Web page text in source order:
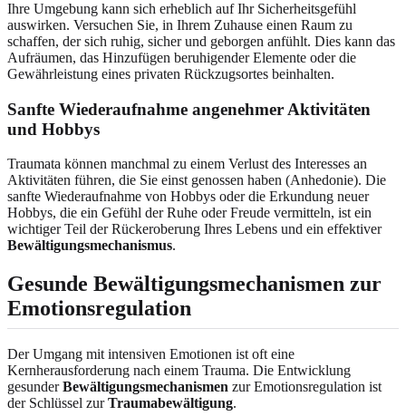
Ihre Umgebung kann sich erheblich auf Ihr Sicherheitsgefühl
auswirken. Versuchen Sie, in Ihrem Zuhause einen Raum zu
schaffen, der sich ruhig, sicher und geborgen anfühlt. Dies kann das
Aufräumen, das Hinzufügen beruhigender Elemente oder die
Gewährleistung eines privaten Rückzugsortes beinhalten.
Sanfte Wiederaufnahme angenehmer Aktivitäten
und Hobbys
Traumata können manchmal zu einem Verlust des Interesses an
Aktivitäten führen, die Sie einst genossen haben (Anhedonie). Die
sanfte Wiederaufnahme von Hobbys oder die Erkundung neuer
Hobbys, die ein Gefühl der Ruhe oder Freude vermitteln, ist ein
wichtiger Teil der Rückeroberung Ihres Lebens und ein effektiver
Bewältigungsmechanismus.
Gesunde Bewältigungsmechanismen zur
Emotionsregulation
Der Umgang mit intensiven Emotionen ist oft eine
Kernherausforderung nach einem Trauma. Die Entwicklung
gesunderBewältigungsmechanismen zur Emotionsregulation ist
der Schlüssel zurTraumabewältigung.